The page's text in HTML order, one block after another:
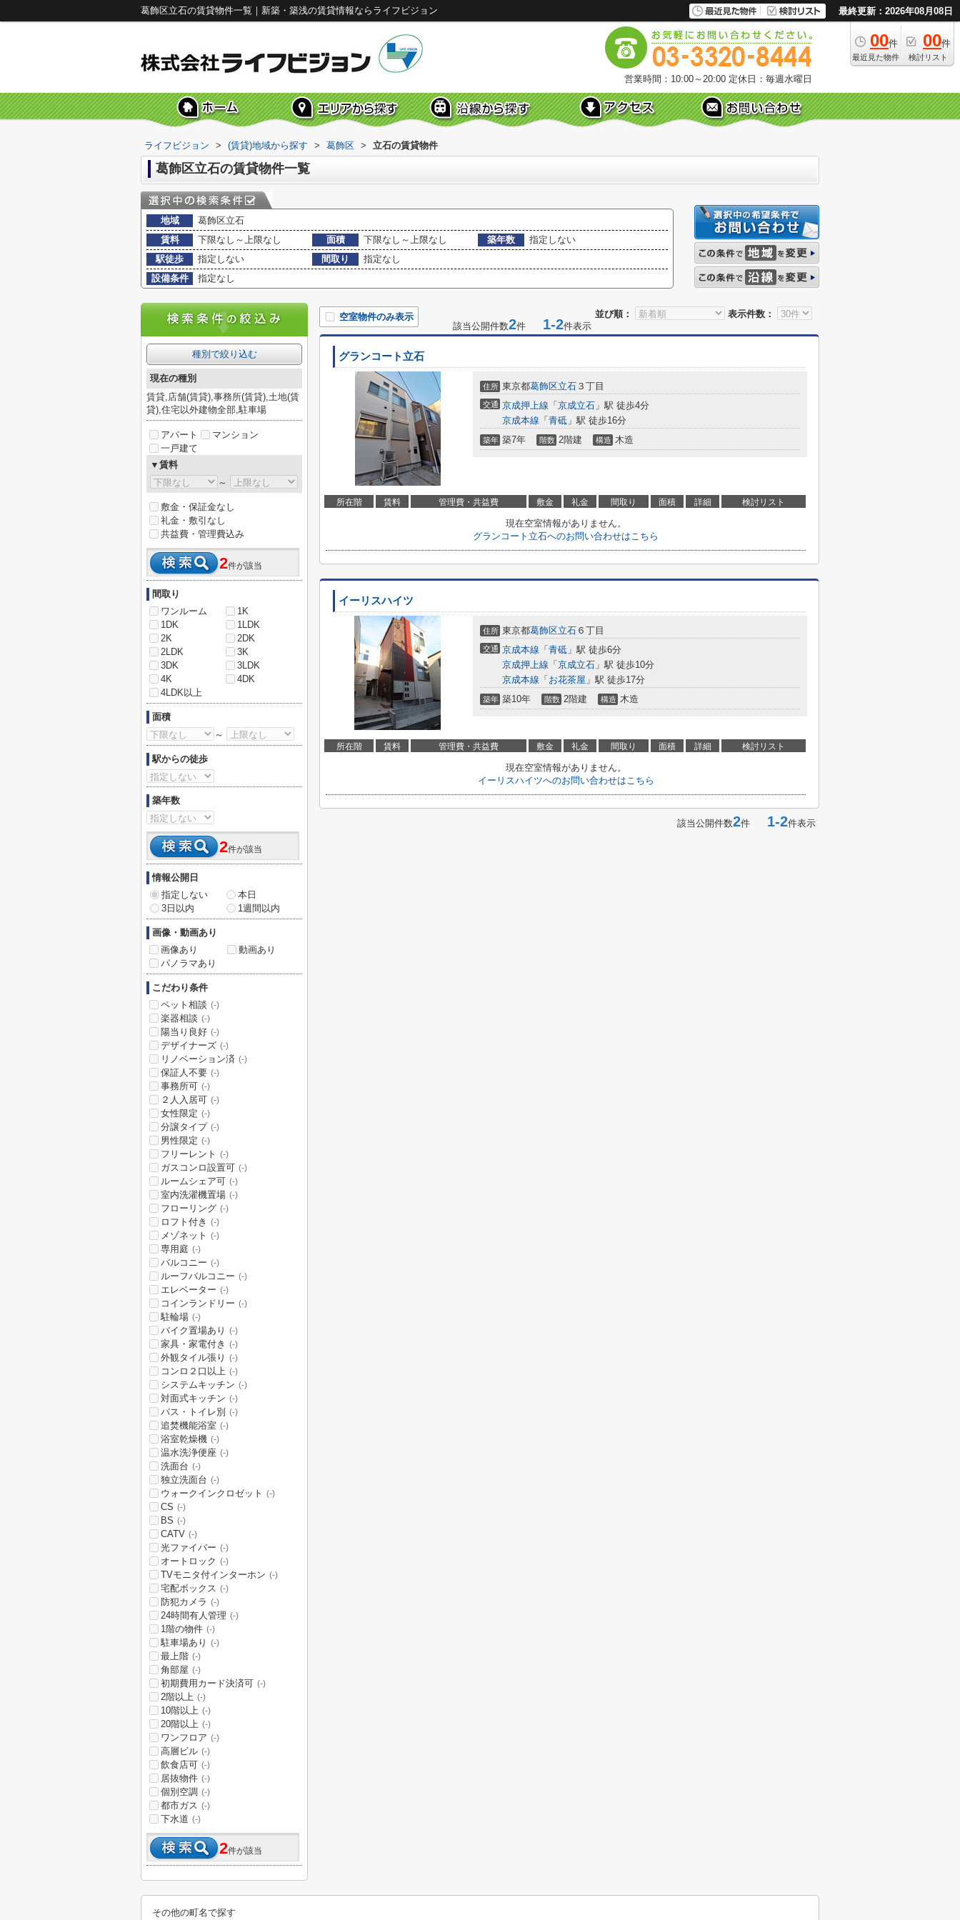
葛飾区立石の賃貸物件一覧｜新築・築浅の賃貸情報ならライフビジョン 最終更新：2026年08月08日
00件
最近見た物件
00件
検討リスト
営業時間：10:00～20:00 定休日：毎週水曜日
ライフビジョン > (賃貸)地域から探す > 葛飾区 > 立石の賃貸物件
葛飾区立石の賃貸物件一覧
地域
葛飾区立石
賃料
下限なし～上限なし 面積 下限なし～上限なし 築年数
指定しない
駅徒歩
指定しない 間取り
指定なし
設備条件
指定なし
並び順： 表示件数：
空室物件のみ表示
該当公開件数2件 1-2件表示
グランコート立石
住所 東京都葛飾区立石 ３丁目
交通 京成押上線 「 京成立石 」駅 徒歩4分
京成本線 「 青砥 」駅 徒歩16分
築年 築7年 階数 2階建 構造 木造
所在階 賃料 管理費・共益費 敷金 礼金 間取り 面積 詳細 検討リスト
現在空室情報がありません。
グランコート立石へのお問い合わせはこちら
イーリスハイツ
住所 東京都葛飾区立石 ６丁目
交通 京成本線 「 青砥 」駅 徒歩6分
京成押上線 「 京成立石 」駅 徒歩10分
京成本線 「 お花茶屋 」駅 徒歩17分
築年 築10年 階数 2階建 構造 木造
所在階 賃料 管理費・共益費 敷金 礼金 間取り 面積 詳細 検討リスト
現在空室情報がありません。
イーリスハイツへのお問い合わせはこちら
該当公開件数2件 1-2件表示
種別で絞り込む
現在の種別
賃貸,店舗(賃貸),事務所(賃貸),土地(賃
貸),住宅以外建物全部,駐車場
アパート
マンション
一戸建て
▼賃料
～
敷金・保証金なし
礼金・敷引なし
共益費・管理費込み
2件が該当
間取り
ワンルーム
1K
1DK
1LDK
2K
2DK
2LDK
3K
3DK
3LDK
4K
4DK
4LDK以上
面積
～
駅からの徒歩
築年数
2件が該当
情報公開日
指定しない
本日
3日以内
1週間以内
画像・動画あり
画像あり
動画あり
パノラマあり
こだわり条件
ペット相談 (-)
楽器相談 (-)
陽当り良好 (-)
デザイナーズ (-)
リノベーション済 (-)
保証人不要 (-)
事務所可 (-)
２人入居可 (-)
女性限定 (-)
分譲タイプ (-)
男性限定 (-)
フリーレント (-)
ガスコンロ設置可 (-)
ルームシェア可 (-)
室内洗濯機置場 (-)
フローリング (-)
ロフト付き (-)
メゾネット (-)
専用庭 (-)
バルコニー (-)
ルーフバルコニー (-)
エレベーター (-)
コインランドリー (-)
駐輪場 (-)
バイク置場あり (-)
家具・家電付き (-)
外観タイル張り (-)
コンロ２口以上 (-)
システムキッチン (-)
対面式キッチン (-)
バス・トイレ別 (-)
追焚機能浴室 (-)
浴室乾燥機 (-)
温水洗浄便座 (-)
洗面台 (-)
独立洗面台 (-)
ウォークインクロゼット (-)
CS (-)
BS (-)
CATV (-)
光ファイバー (-)
オートロック (-)
TVモニタ付インターホン (-)
宅配ボックス (-)
防犯カメラ (-)
24時間有人管理 (-)
1階の物件 (-)
駐車場あり (-)
最上階 (-)
角部屋 (-)
初期費用カード決済可 (-)
2階以上 (-)
10階以上 (-)
20階以上 (-)
ワンフロア (-)
高層ビル (-)
飲食店可 (-)
居抜物件 (-)
個別空調 (-)
都市ガス (-)
下水道 (-)
2件が該当
その他の町名で探す